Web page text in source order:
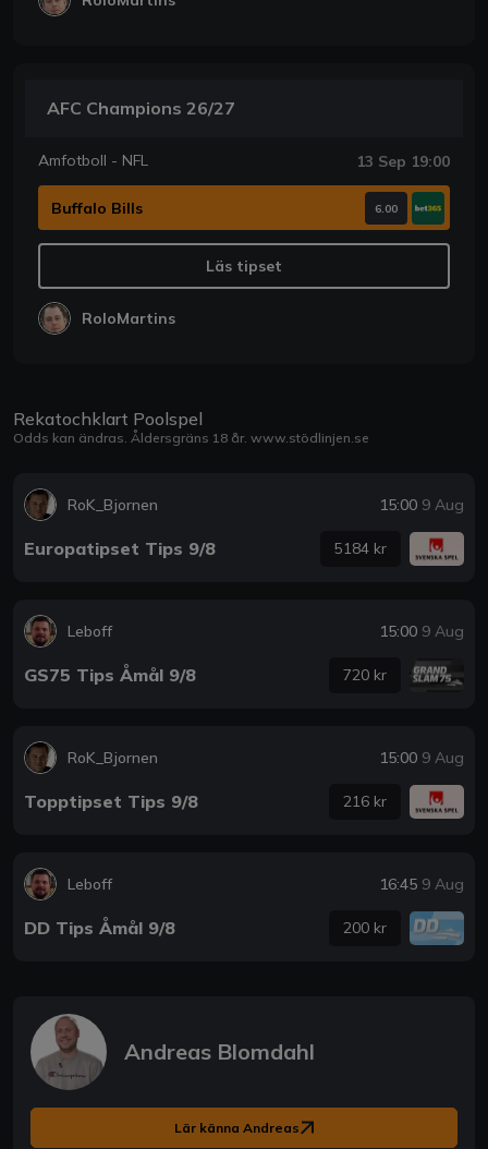
AFC Champions 26/27
Amfotboll - NFL 13 Sep 19:00
Buffalo Bills 6.00
Läs tipset
RoloMartins
Rekatochklart Poolspel
Odds kan ändras. Åldersgräns 18 år. www.stödlinjen.se
RoK_Bjornen 15:00 9 Aug
Europatipset Tips 9/8 5184 kr
Leboff 15:00 9 Aug
GS75 Tips Åmål 9/8 720 kr
RoK_Bjornen 15:00 9 Aug
Topptipset Tips 9/8 216 kr
Leboff 16:45 9 Aug
DD Tips Åmål 9/8 200 kr
Andreas Blomdahl
Lär känna Andreas